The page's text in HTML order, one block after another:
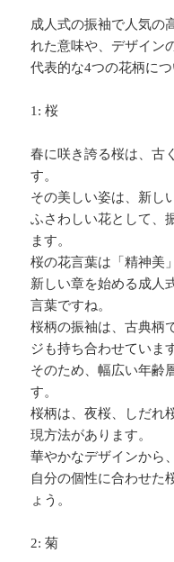
成人式の振袖で人気の
れた意味や、デザイン
代表的な4つの花柄に
1: 桜
春に咲き誇る桜は、古
す。
その美しい姿は、新し
ふさわしい花として、
ます。
桜の花言葉は「精神美
新しい章を始める成人
言葉ですね。
桜柄の振袖は、古典柄
ジも持ち合わせていま
そのため、幅広い年齢
す。
桜柄は、夜桜、しだれ
現方法があります。
華やかなデザインから
自分の個性に合わせた
ょう。
2: 菊